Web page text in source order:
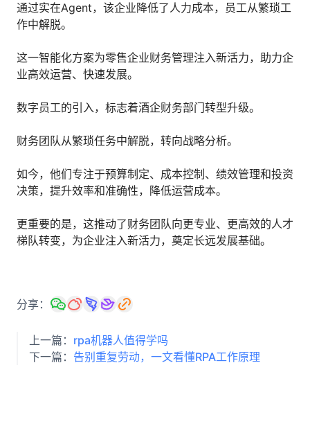
通过实在Agent，该企业降低了人力成本，员工从繁琐工
作中解脱。
这一智能化方案为零售企业财务管理注入新活力，助力企
业高效运营、快速发展。
数字员工的引入，标志着酒企财务部门转型升级。
财务团队从繁琐任务中解脱，转向战略分析。
如今，他们专注于预算制定、成本控制、绩效管理和投资
决策，提升效率和准确性，降低运营成本。
更重要的是，这推动了财务团队向更专业、更高效的人才
梯队转变，为企业注入新活力，奠定长远发展基础。
分享：
上一篇： rpa机器人值得学吗
下一篇： 告别重复劳动，一文看懂RPA工作原理